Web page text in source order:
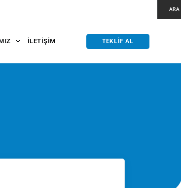
ARA
İLETIŞIM TEKLIF AL